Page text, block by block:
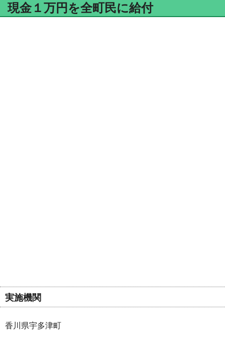
現金１万円を全町民に給付
実施機関
香川県宇多津町